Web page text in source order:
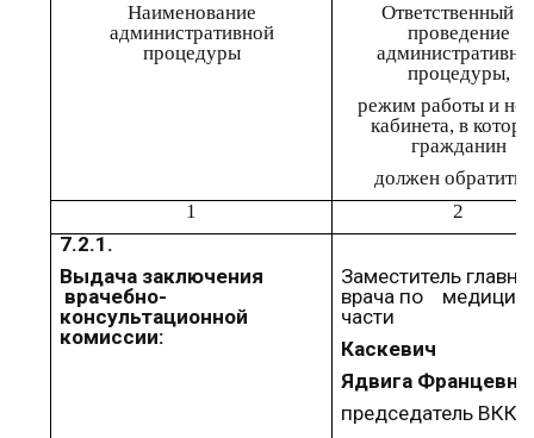
Наименование
административной
процедуры
Ответственный
проведение
процедуры,
режим работы и
кабинета, в
гражданин
должен
1
2
7.2.1.
Выдача заключения
врачебно-
консультационной
комиссии:
Заместитель
врача по
части
Каскевич
Ядвига Францевна
председатель ВКК